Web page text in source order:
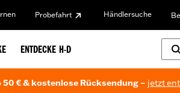
Probefahrt Händlersuche
ENTDECKE H-D
50 € & kostenlose Rücksendung – jetzt